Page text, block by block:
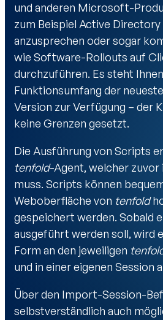
und anderen Microsoft-
zum Beispiel Active
anzusprechen oder sogar
wie Software-Rollouts auf
durchzuführen. Es steht
Funktionsumfang der
Version zur Verfügung – der
keine Grenzen gesetzt.
Die Ausführung von Scripts
tenfold-Agent, welcher
muss. Scripts können
Weboberfläche von tenfold
gespeichert werden. Sobald
ausgeführt werden soll, wird
Form an den jeweiligen
und in einer eigenen Session
Über den Import-Session-
selbstverständlich auch